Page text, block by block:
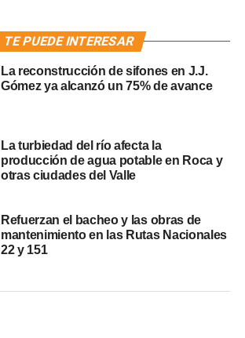
TE PUEDE INTERESAR
La reconstrucción de sifones en J.J.
Gómez ya alcanzó un 75% de avance
La turbiedad del río afecta la
producción de agua potable en Roca y
otras ciudades del Valle
Refuerzan el bacheo y las obras de
mantenimiento en las Rutas Nacionales
22 y 151